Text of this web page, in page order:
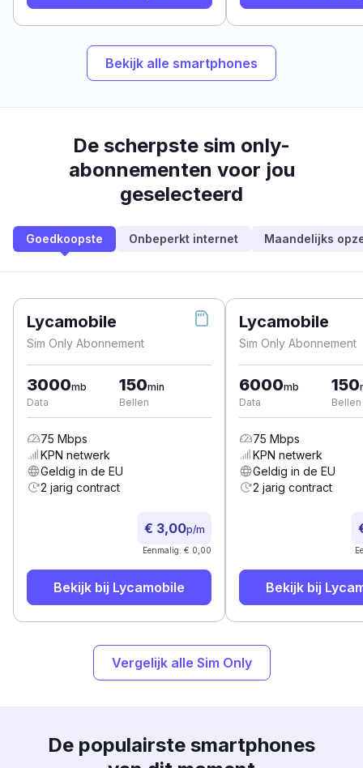
Bekijk alle smartphones
De scherpste sim only-
abonnementen voor jou
geselecteerd
Goedkoopste Onbeperkt internet Maandelijks
Lycamobile
Sim Only Abonnement
3000mb
Data
150min
Bellen
75 Mbps
KPN netwerk
Geldig in de EU
2 jarig contract
€ 3,00p/m
Eenmalig: € 0,00
Bekijk bij Lycamobile
Lycamobile
Sim Only Abonnement
6000mb
Data
150
Bellen
75 Mbps
KPN netwerk
Geldig in de EU
2 jarig contract
Bekijk bij
Vergelijk alle Sim Only
De populairste smartphones